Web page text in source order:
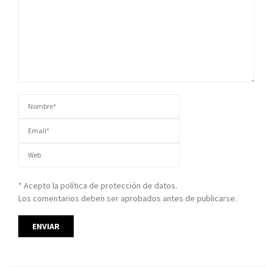
* Acepto la política de protección de datos.
Los comentarios deben ser aprobados antes de publicarse.